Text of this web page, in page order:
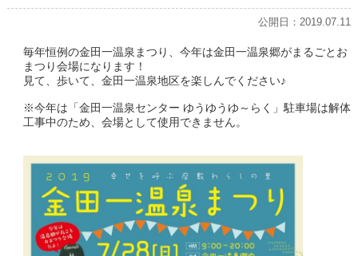
公開日：2019.07.11
毎年恒例の金田一温泉まつり、今年は金田一温泉郷がまるごとお
まつり会場になります！
見て、歩いて、金田一温泉地区を楽しんでください♪
※今年は「金田一温泉センター ゆうゆうゆ～らく」駐車場は解体
工事中のため、会場として使用できません。